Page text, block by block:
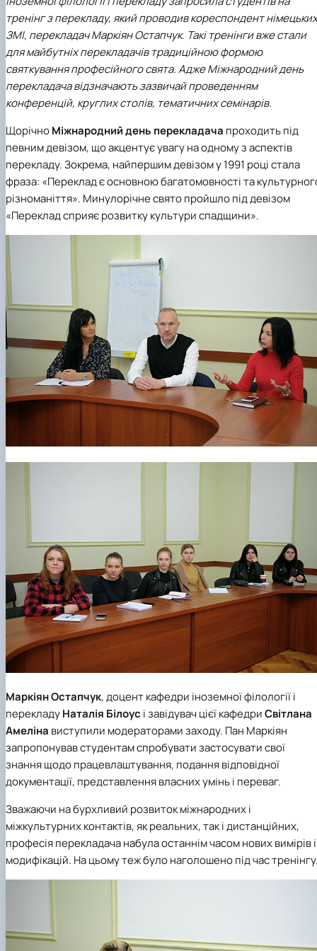
тренінг з перекладу, який проводив кореспондент німецьких
ЗМІ, перекладачМаркіян Остапчук. Такі тренінги вже стали
для майбутніх перекладачів традиційною формою
святкування професійного свята. Адже Міжнародний день
перекладача відзначають зазвичай проведенням
конференцій, круглих столів, тематичних семінарів.
ЩорічноМіжнародний день перекладача проходить під
певним девізом, що акцентує увагу на одному з аспектів
перекладу. Зокрема, найпершим девізом у 1991 році стала
фраза: «Переклад є основною багатомовності та
різноманіття». Минулорічне свято пройшло під девізом
«Переклад сприяє розвитку культури спадщини».
Маркіян Остапчук, доценткафедри іноземної філології і
перекладуНаталія Білоус і завідувач цієї кафедриСвітлана
Амеліна виступили модераторами заходу. Пан Маркіян
запропонував студентам спробувати застосувати свої
знання щодо працевлаштування, подання відповідної
документації, представлення власних умінь і переваг.
Зважаючи на бурхливий розвиток міжнародних і
міжкультурних контактів, як реальних, так і дистанційних,
професія перекладача набула останнім часом нових вимірів і
модифікацій. На цьому теж було наголошено під час